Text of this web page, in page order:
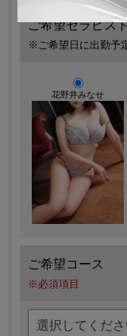
ご希望セラピス
※ご希望日に出勤予
花野井みなせ
ご希望コース
※必須項目